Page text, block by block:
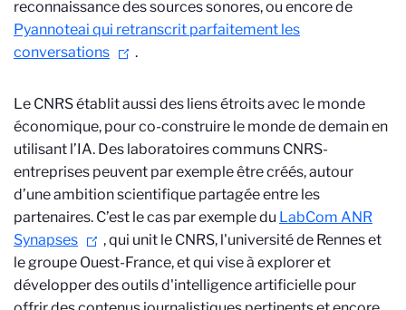
reconnaissance des sources sonores, ou encore de
Pyannoteai qui retranscrit parfaitement les
conversations
.
Le CNRS établit aussi des liens étroits avec le monde
économique, pour co-construire le monde de demain en
utilisant l’IA. Des laboratoires communs CNRS-
entreprises peuvent par exemple être créés, autour
d’une ambition scientifique partagée entre les
partenaires. C’est le cas par exemple du LabCom ANR
Synapses
, qui unit le CNRS, l'université de Rennes et
le groupe Ouest-France, et qui vise à explorer et
développer des outils d'intelligence artificielle pour